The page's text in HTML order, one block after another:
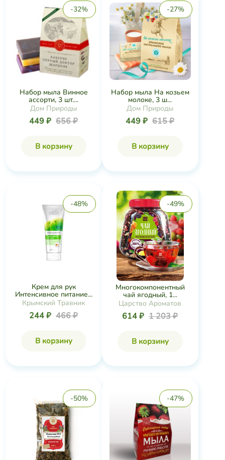
-32%
Набор мыла Винное
ассорти, 3 шт....
Дом Природы
449 ₽ 656 ₽
В корзину
-27%
Набор мыла На козьем
молоке, 3 ш...
Дом Природы
449 ₽ 615 ₽
В корзину
-48%
Крем для рук
Интенсивное питание...
Крымский Травник
244 ₽ 466 ₽
В корзину
-49%
Многокомпонентный
чай ягодный, 1...
Царство Ароматов
614 ₽ 1 203 ₽
В корзину
-50% -47%